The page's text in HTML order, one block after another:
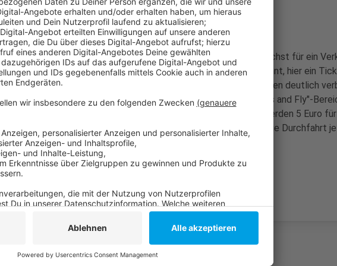
Anzeige
Die Schranken wurden vor einem Jahr aufgebaut und hatten zunächst für ein
gesorgt. Mittlerweile haben sich die Autofahrer aber daran gewöhnt, hier ein
so der Flughafen. Der Verkehrsfluss habe sich auch zu den Vorjahren deutlich
Autofahrer haben zehn Minuten Zeit, kostenlos durch diesen "Kiss and Fly"-
Das gelingt auch 97%, hat uns ein Sprecher gesagt. Ansonsten werden 5 Euro
Viertelstunde fällig. Durch die neue Kennzeichen-Erfassung soll die Durchfahrt
etwas zügiger gehen.
Anzeige